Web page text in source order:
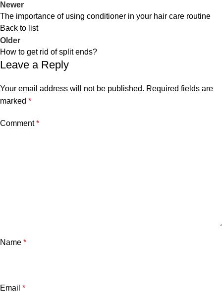
Newer
The importance of using conditioner in your hair care routine
Back to list
Older
How to get rid of split ends?
Leave a Reply
Your email address will not be published. Required fields are
marked *
Comment*
Name *
Email *